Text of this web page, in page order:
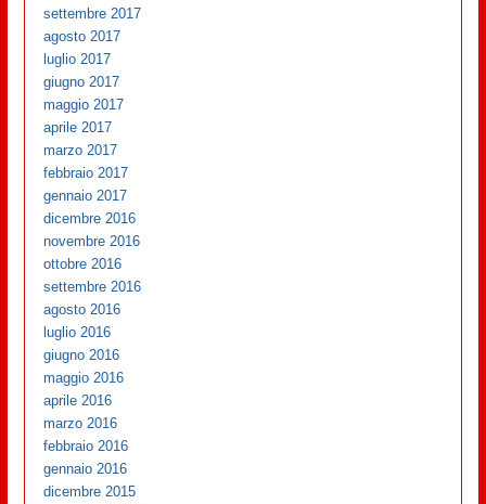
settembre 2017
agosto 2017
luglio 2017
giugno 2017
maggio 2017
aprile 2017
marzo 2017
febbraio 2017
gennaio 2017
dicembre 2016
novembre 2016
ottobre 2016
settembre 2016
agosto 2016
luglio 2016
giugno 2016
maggio 2016
aprile 2016
marzo 2016
febbraio 2016
gennaio 2016
dicembre 2015